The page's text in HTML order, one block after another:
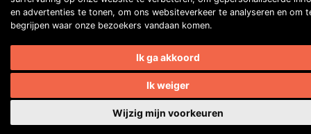
Eugene van Rossum
en advertenties te tonen, om ons websiteverkeer te analyseren en om
begrijpen waar onze bezoekers vandaan komen.
Ik ga akkoord
Ik weiger
Wijzig mijn voorkeuren